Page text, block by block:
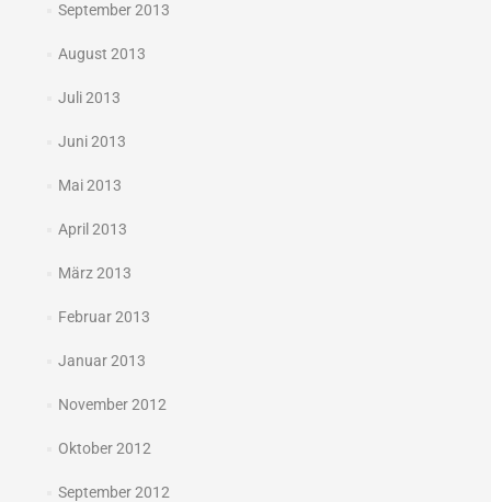
September 2013
August 2013
Juli 2013
Juni 2013
Mai 2013
April 2013
März 2013
Februar 2013
Januar 2013
November 2012
Oktober 2012
September 2012